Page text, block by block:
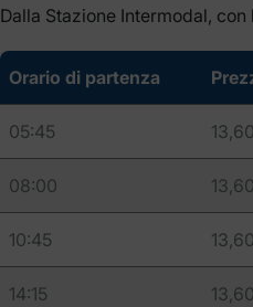
Dalla Stazione Intermodal, con
Orario di partenza
05:45
08:00
10:45
14:15